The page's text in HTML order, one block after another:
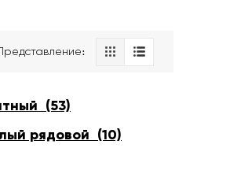
(53)
рядовой (10)